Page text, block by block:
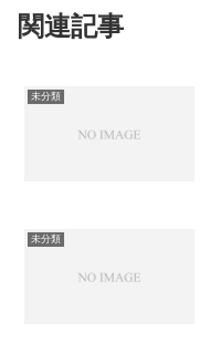
関連記事
未分類
未分類